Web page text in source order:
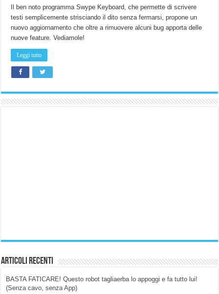
Il ben noto programma Swype Keyboard, che permette di scrivere
testi semplicemente strisciando il dito senza fermarsi, propone un
nuovo aggiornamento che oltre a rimuovere alcuni bug apporta delle
nuove feature. Vediamole!
Leggi tutto
Articoli Recenti
BASTA FATICARE! Questo robot tagliaerba lo appoggi e fa tutto lui!
(Senza cavo, senza App)